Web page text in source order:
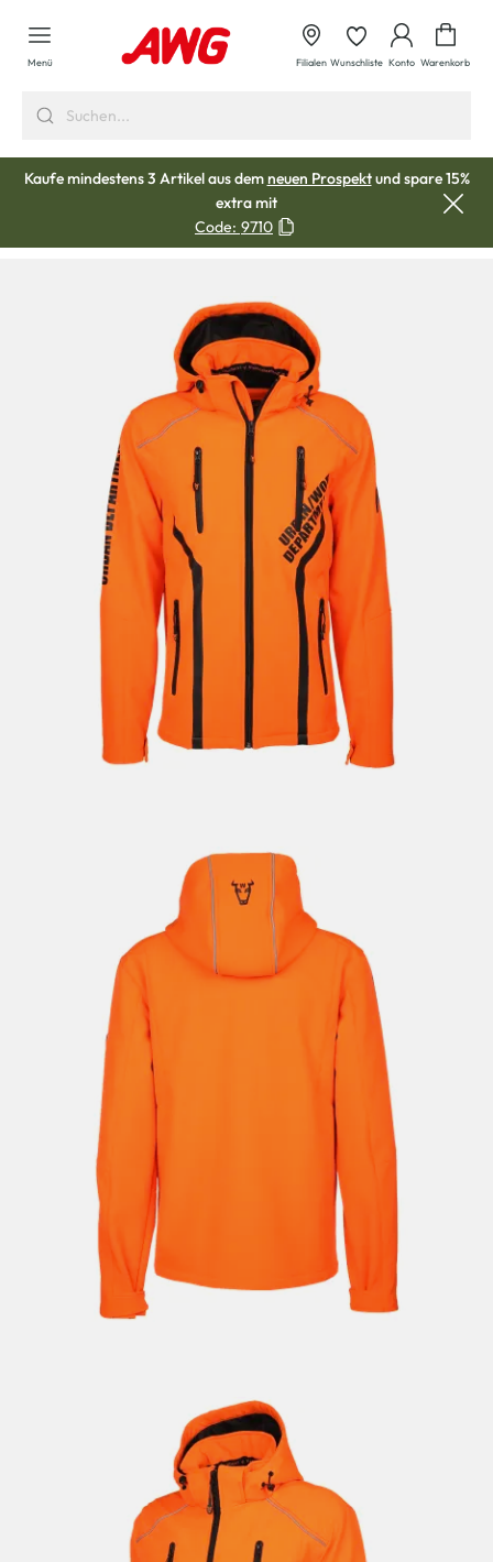
springen
Menü Filialen Wunschliste Konto Warenkorb
Kaufe mindestens 3 Artikel aus demneuen Prospektund spare 15%
extra mit
Code: 9710